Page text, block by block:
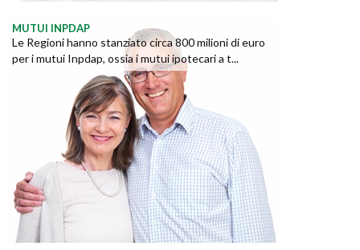
MUTUI INPDAP
Le Regioni hanno stanziato circa 800 milioni di euro
per i mutui Inpdap, ossia i mutui ipotecari a t...